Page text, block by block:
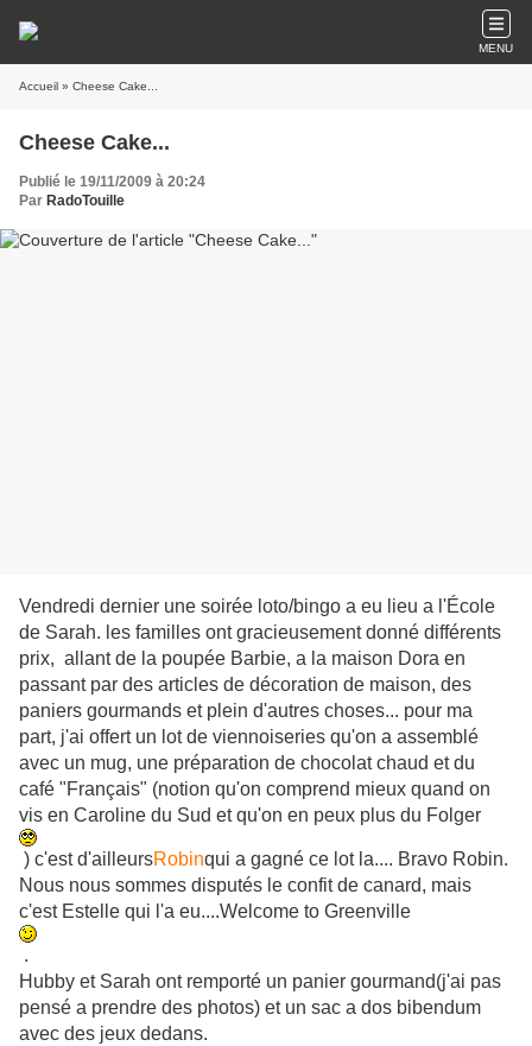
MENU
Accueil » Cheese Cake...
Cheese Cake...
Publié le 19/11/2009 à 20:24
Par RadoTouille
Vendredi dernier une soirée loto/bingo a eu lieu a l'École
de Sarah. les familles ont gracieusement donné différents
prix, allant de la poupée Barbie, a la maison Dora en
passant par des articles de décoration de maison, des
paniers gourmands et plein d'autres choses... pour ma
part, j'ai offert un lot de viennoiseries qu'on a assemblé
avec un mug, une préparation de chocolat chaud et du
café "Français" (notion qu'on comprend mieux quand on
vis en Caroline du Sud et qu'on en peux plus du Folger
) c'est d'ailleursRobinqui a gagné ce lot la.... Bravo Robin.
Nous nous sommes disputés le confit de canard, mais
c'est Estelle qui l'a eu....Welcome to Greenville
.
Hubby et Sarah ont remporté un panier gourmand(j'ai pas
pensé a prendre des photos) et un sac a dos bibendum
avec des jeux dedans.